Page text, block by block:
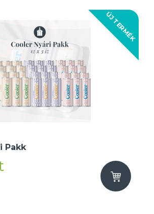
ÚJ TERMÉK
Pakk